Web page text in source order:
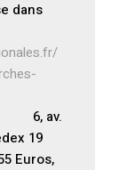
dans
6, av.
19
Euros,